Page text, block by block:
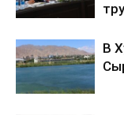
В